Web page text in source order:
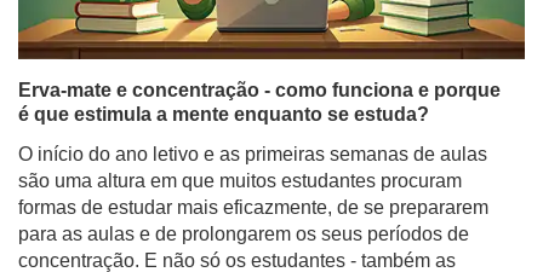
Erva-mate e concentração - como funciona e porque
é que estimula a mente enquanto se estuda?
O início do ano letivo e as primeiras semanas de aulas
são uma altura em que muitos estudantes procuram
formas de estudar mais eficazmente, de se prepararem
para as aulas e de prolongarem os seus períodos de
concentração. E não só os estudantes - também as